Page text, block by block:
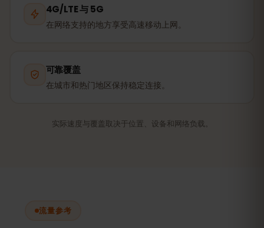
4G/LTE 与 5G
在网络支持的地方享受高速移动上网。
可靠覆盖
在城市和热门地区保持稳定连接。
实际速度与覆盖取决于位置、设备和网络负载。
流量参考